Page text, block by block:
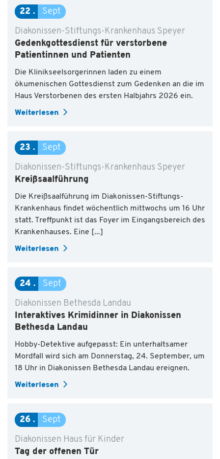
22 Sept
Diakonissen-Stiftungs-Krankenhaus Speyer
Gedenkgottesdienst für verstorbene
Patientinnen und Patienten
Die Klinikseelsorgerinnen laden zu einem
ökumenischen Gottesdienst zum Gedenken an die im
Haus Verstorbenen des ersten Halbjahrs 2026 ein.
Weiterlesen
23 Sept
Diakonissen-Stiftungs-Krankenhaus Speyer
Kreißsaalführung
Die Kreißsaalführung im Diakonissen-Stiftungs-
Krankenhaus findet wöchentlich mittwochs um 16 Uhr
statt. Treffpunkt ist das Foyer im Eingangsbereich des
Krankenhauses. Eine [...]
Weiterlesen
24 Sept
Diakonissen Bethesda Landau
Interaktives Krimidinner in Diakonissen
Bethesda Landau
Hobby-Detektive aufgepasst: Ein unterhaltsamer
Mordfall wird sich am Donnerstag, 24. September, um
18 Uhr in Diakonissen Bethesda Landau ereignen.
Weiterlesen
26 Sept
Diakonissen Haus für Kinder
Tag der offenen Tür